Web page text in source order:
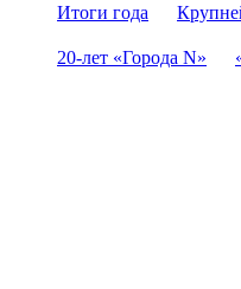
Итоги года
20-лет «Города N»